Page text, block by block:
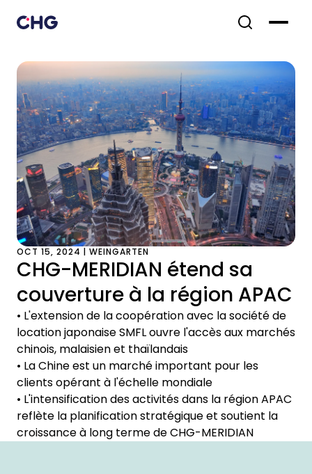
OCT 15, 2024 | WEINGARTEN
CHG-MERIDIAN étend sa
couverture à la région APAC
• L'extension de la coopération avec la société de
location japonaise SMFL ouvre l'accès aux marchés
chinois, malaisien et thaïlandais
• La Chine est un marché important pour les
clients opérant à l'échelle mondiale
• L'intensification des activités dans la région APAC
reflète la planification stratégique et soutient la
croissance à long terme de CHG-MERIDIAN